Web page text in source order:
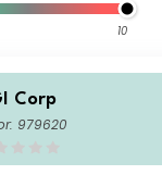
10
Corp
979620